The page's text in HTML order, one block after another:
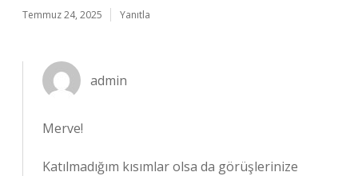
Temmuz 24, 2025 Yanıtla
admin
Merve!
Katılmadığım kısımlar olsa da görüşlerinize